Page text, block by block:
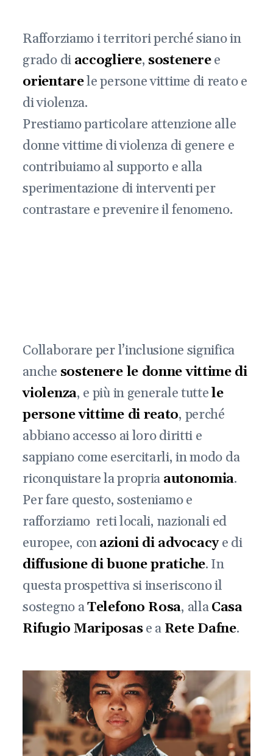
Rafforziamo i territori perché siano in
grado di accogliere, sosteneree
orientarele persone vittime di reato e
di violenza.
Prestiamo particolare attenzione alle
donne vittime di violenza di genere e
contribuiamo al supporto e alla
sperimentazione di interventi per
contrastare e prevenire il fenomeno.
Collaborare per l’inclusione significa
anche sostenere le donne vittime di
violenza, e più in generale tuttele
persone vittime di reato, perché
abbiano accesso ai loro diritti e
sappiano come esercitarli, in modo da
riconquistare la propria autonomia.
Per fare questo, sosteniamo e
rafforziamo reti locali, nazionali ed
europee, conazioni di advocacye di
diffusione di buone pratiche. In
questa prospettiva si inseriscono il
sostegno aTelefono Rosa, allaCasa
Rifugio Mariposase a Rete Dafne.